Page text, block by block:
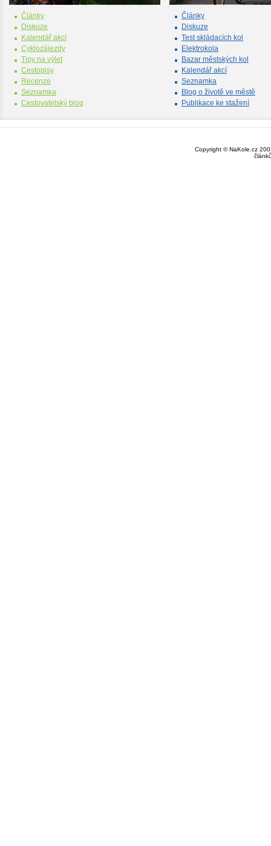
Články
Diskuze
Kalendář akcí
Cyklozájezdy
Tipy na výlet
Cestopisy
Recenze
Seznamka
Cestovatelský blog
Články
Diskuze
Test skládacích kol
Elektrokola
Bazar městských kol
Kalendář akcí
Seznamka
Blog o životě ve městě
Publikace ke stažení
Copyright © NaKole.cz